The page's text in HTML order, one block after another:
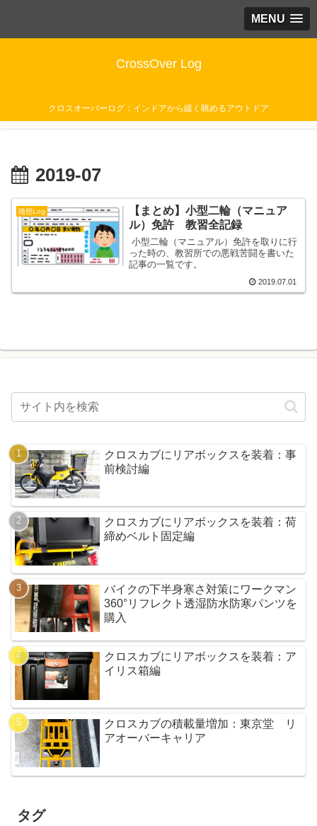
MENU
CrossOver Log
クロスオーバーログ：インドアから緩く眺めるアウトドア
2019-07
随想Log
【まとめ】小型二輪（マニュア
ル）免許 教習全記録
小型二輪（マニュアル）免許を取りに行
った時の、教習所での悪戦苦闘を書いた
記事の一覧です。
2019.07.01
クロスカブにリアボックスを装着：事
前検討編
クロスカブにリアボックスを装着：荷
締めベルト固定編
バイクの下半身寒さ対策にワークマン
360°リフレクト透湿防水防寒パンツを
購入
クロスカブにリアボックスを装着：ア
イリス箱編
クロスカブの積載量増加：東京堂 リ
アオーバーキャリア
タグ